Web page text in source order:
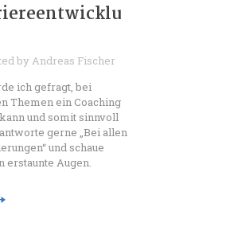
byAndreas Fischer
ich gefragt, bei
Themen ein Coaching
und somit sinnvoll
gerne „Bei allen
und schaue
erstaunte Augen.